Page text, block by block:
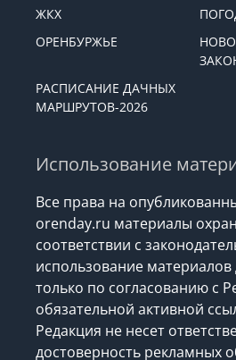
ЖКХ
ОРЕНБУРЖЬЕ
РАСПИСАНИЕ ДАЧНЫХ
МАРШРУТОВ-2026
Использование
Все права на
orenday.ru материалы
соответствии с
использование материалов
только по согласованию с
обязательной активной
Редакция не несет
достоверность рекламных